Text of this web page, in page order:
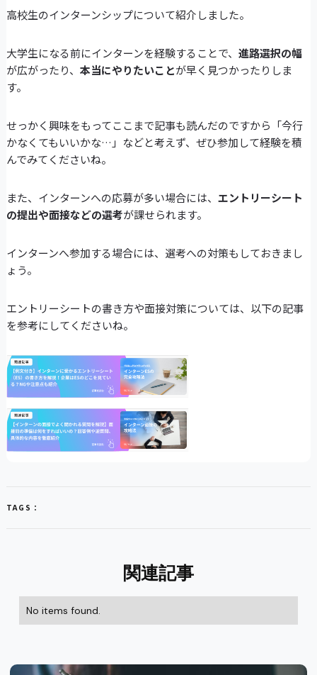
高校生のインターンシップについて紹介しました。
大学生になる前にインターンを経験することで、 進路選択の幅
が広がったり、 本当にやりたいことが早く見つかったりしま
す。
せっかく興味をもってここまで記事も読んだのですから「今行
かなくてもいいかな…」などと考えず、ぜひ参加して経験を積
んでみてくださいね。
また、インターンへの応募が多い場合には、 エントリーシート
の提出や面接などの選考が課せられます。
インターンへ参加する場合には、選考への対策もしておきまし
ょう。
エントリーシートの書き方や面接対策については、以下の記事
を参考にしてくださいね。
TAGS：
関連記事
No items found.